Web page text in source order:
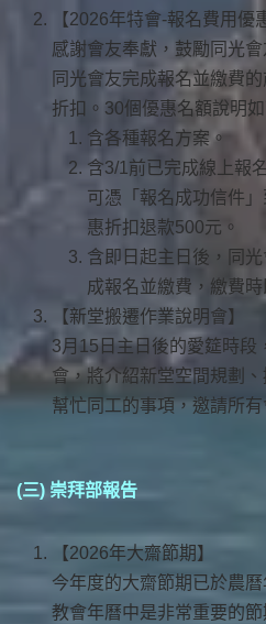
【2026年特會-報名費用優
感謝會友奉獻，鼓勵同光
同光會友完成報名並繳費
折扣。30個優惠名額說明如
含各種報名方案。
含3/1前已完成線上報
可憑「報名成功信件
惠折扣退款500元。
含即日起主日後，同
成報名並繳費，繳費
【新堂搬遷作業說明會】
3月15日主日後的愛筵時段
會，將介紹新堂空間規劃
幫忙同工的事項，邀請所
(三) 崇拜部報告
【2026年大齋節期】
今年度的大齋節期已於農
教會年曆中是非常重要的